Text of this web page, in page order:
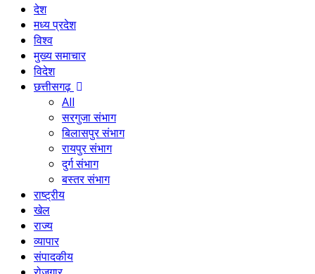
देश
मध्य प्रदेश
विश्व
मुख्य समाचार
विदेश
छत्तीसगढ़
All
सरगुजा संभाग
बिलासपुर संभाग
रायपुर संभाग
दुर्ग संभाग
बस्तर संभाग
राष्ट्रीय
खेल
राज्य
व्यापार
संपादकीय